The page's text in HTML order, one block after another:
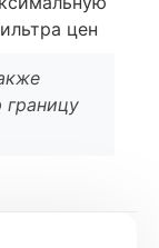
цен